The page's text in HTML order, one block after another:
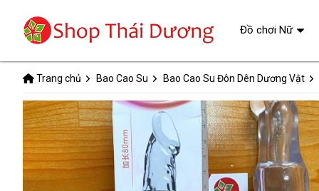
Trang chủ Bao Cao Su Bao Cao Su Đôn Dên Dương Vật
Đồ chơi Nữ